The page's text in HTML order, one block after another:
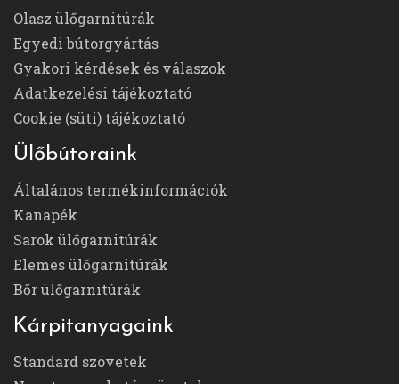
Olasz ülőgarnitúrák
Egyedi bútorgyártás
Gyakori kérdések és válaszok
Adatkezelési tájékoztató
Cookie (süti) tájékoztató
Ülőbútoraink
Általános termékinformációk
Kanapék
Sarok ülőgarnitúrák
Elemes ülőgarnitúrák
Bőr ülőgarnitúrák
Kárpitanyagaink
Standard szövetek